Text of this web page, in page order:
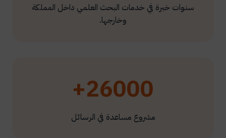
سنوات خبرة في خدمات البحث العلمي داخل المملكة
وخارجها.
26000+
مشروع مساعدة في الرسائل